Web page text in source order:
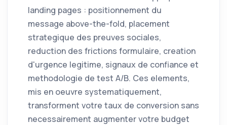
landing pages : positionnement du
message above-the-fold, placement
strategique des preuves sociales,
reduction des frictions formulaire, creation
d'urgence legitime, signaux de confiance et
methodologie de test A/B. Ces elements,
mis en oeuvre systematiquement,
transforment votre taux de conversion sans
necessairement augmenter votre budget